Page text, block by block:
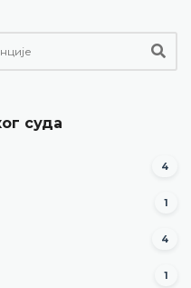
суда
4
1
4
1